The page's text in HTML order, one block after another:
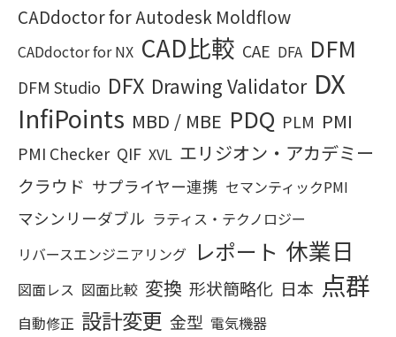
CADdoctor for Autodesk Moldflow
CADdoctor for NX CAD比較 CAE DFA DFM
DFM Studio DFX Drawing Validator DX
InfiPoints MBD / MBE PDQ PLM PMI
PMI Checker QIF XVL エリジオン・アカデミー
クラウド サプライヤー連携 セマンティックPMI
マシンリーダブル ラティス・テクノロジー
リバースエンジニアリング レポート 休業日
図面レス 図面比較 変換 形状簡略化 日本 点群
自動修正 設計変更 金型 電気機器